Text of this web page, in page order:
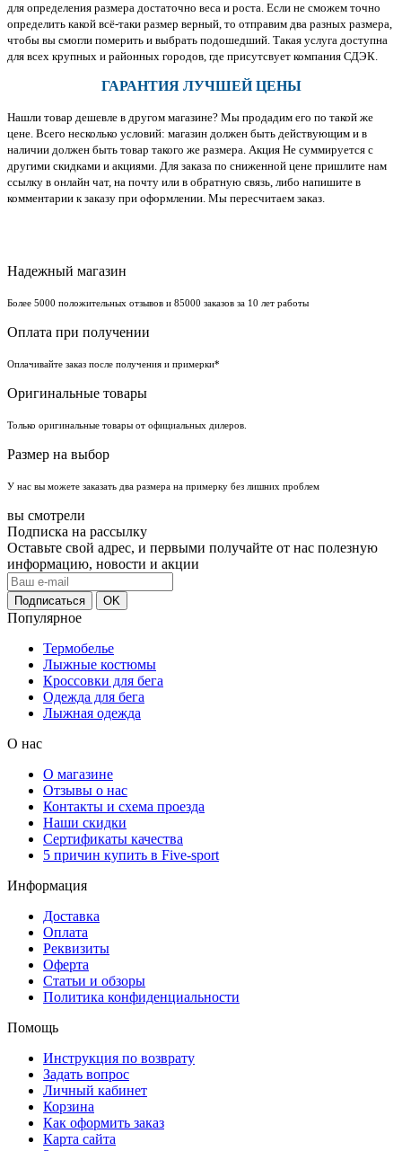
для определения размера достаточно веса и роста. Если не сможем точно
определить какой всё-таки размер верный, то отправим два разных размера,
чтобы вы смогли померить и выбрать подошедший. Такая услуга доступна
для всех крупных и районных городов, где присутсвует компания СДЭК.
ГАРАНТИЯ ЛУЧШЕЙ ЦЕНЫ
Нашли товар дешевле в другом магазине? Мы продадим его по такой же
цене. Всего несколько условий: магазин должен быть действующим и в
наличии должен быть товар такого же размера. Акция Не суммируется с
другими скидками и акциями. Для заказа по сниженной цене пришлите нам
ссылку в онлайн чат, на почту или в обратную связь, либо напишите в
комментарии к заказу при оформлении. Мы пересчитаем заказ.
Надежный магазин
Более 5000 положительных отзывов и 85000 заказов за 10 лет работы
Оплата при получении
Оплачивайте заказ после получения и примерки*
Оригинальные товары
Только оригинальные товары от официальных дилеров.
Размер на выбор
У нас вы можете заказать два размера на примерку без лишних проблем
вы смотрели
Подписка на рассылку
Оставьте свой адрес, и первыми получайте от нас полезную
информацию, новости и акции
Популярное
Термобелье
Лыжные костюмы
Кроссовки для бега
Одежда для бега
Лыжная одежда
О нас
О магазине
Отзывы о нас
Контакты и схема проезда
Наши скидки
Сертификаты качества
5 причин купить в Five-sport
Информация
Доставка
Оплата
Реквизиты
Оферта
Статьи и обзоры
Политика конфиденциальности
Помощь
Инструкция по возврату
Задать вопрос
Личный кабинет
Корзина
Как оформить заказ
Карта сайта